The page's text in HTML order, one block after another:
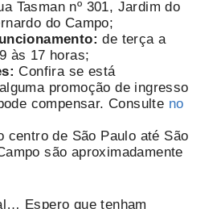
Tasman nº 301, Jardim do
do Campo;
de terça a
às 17 horas;
Confira se está
promoção de ingresso
compensar. Consulte no
centro de São Paulo até São
são aproximadamente
Espero que tenham